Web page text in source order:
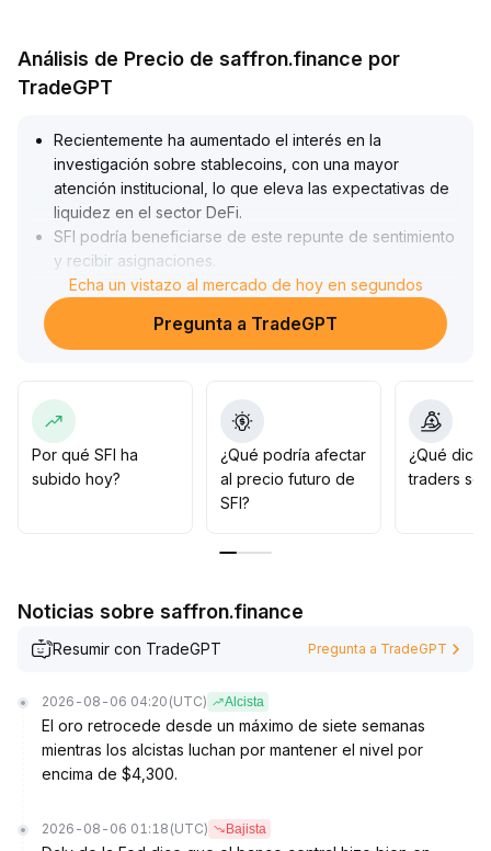
Análisis de Precio de saffron.finance por
TradeGPT
Recientemente ha aumentado el interés en la
investigación sobre stablecoins, con una mayor
atención institucional, lo que eleva las expectativas de
liquidez en el sector DeFi.
SFI podría beneficiarse de este repunte de sentimiento
y recibir asignaciones
El sector conceptual de stablecoins en las acciones A
está activo y la rotación de fondos podría abrir una
ventana de volatilidad para SFI.
La clave será si la investigación sobre stablecoins o
buenas noticias pueden provocar una ruptura al alza;
de lo contrario, existe el riesgo de volver a probar el
soporte inferior
Se recomienda prestar atención a posibles
.
Echa un vistazo al mercado de hoy en segundos
Pregunta a TradeGPT
Por qué SFI ha
subido hoy?
¿Qué podría afectar
al precio futuro de
SFI?
¿Qué
traders
Noticias sobre saffron.finance
Resumir con TradeGPT Pregunta a TradeGPT
2026-08-06 04:20 (UTC) Alcista
El oro retrocede desde un máximo de siete semanas
mientras los alcistas luchan por mantener el nivel por
encima de $4,300.
2026-08-06 01:18 (UTC) Bajista